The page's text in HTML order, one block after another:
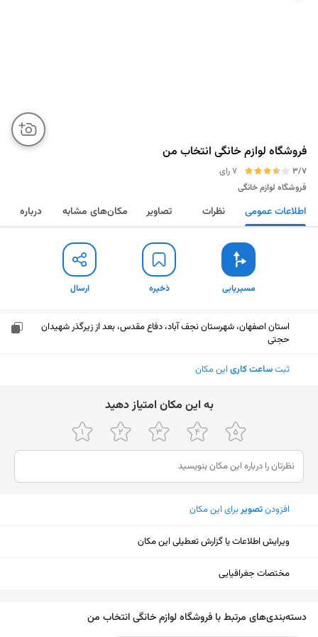
فروشگاه لوازم خانگی انتخاب من
3/7
7 رای
فروشگاه لوازم خانگی
مسیریابی ذخیره ارسال اطلاعات عمومی نظرات تصاویر مکان‌های مشابه درباره
مسیریابی ذخیره ارسال
استان اصفهان، شهرستان نجف آباد، دفاع مقدس، بعد از زیرگذر شهیدان
حجتی
ثبتساعت کاری این مکان
ﺑﻪ اﯾﻦ ﻣﮑﺎن اﻣﺘﯿﺎز دﻫﯿﺪ
افزودنتصویربرای این مکان
ویرایش اطلاعات یا گزارش تعطیلی این مکان
مختصات جغرافیایی
دسته‌بندی‌های مرتبط با فروشگاه لوازم خانگی انتخاب من